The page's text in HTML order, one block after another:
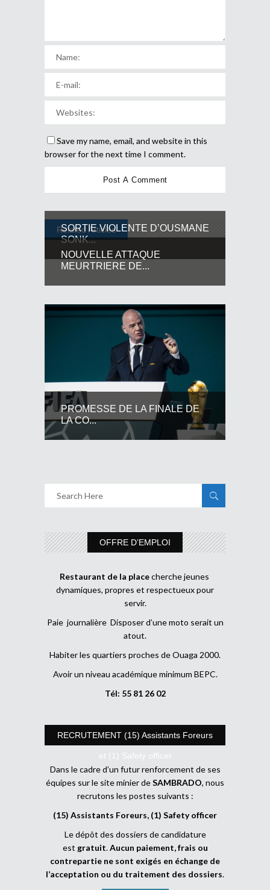
Save my name, email, and website in this
browser for the next time I comment.
Related Articles
SORTIE VIOLENTE D’OUSMANE
SONK...
NOUVELLE ATTAQUE
MEURTRIERE DE...
PROMESSE DE LA FINALE DE
LA CO...
OFFRE D’EMPLOI
Restaurant de la placecherche jeunes
dynamiques, propres et respectueux pour
servir.
Paie journalière Disposer d’une moto serait un
atout.
Habiter les quartiers proches de Ouaga 2000.
Avoir un niveau académique minimum BEPC.
Tél: 55 81 26 02
RECRUTEMENT (15) Assistants Foreurs
et (1) Safety officer
Dans le cadre d’un futur renforcement de ses
équipes sur le site minier deSAMBRADO, nous
recrutons les postes suivants :
(15) Assistants Foreurs, (1) Safety officer
Le dépôt des dossiers de candidature
est gratuit.Aucun paiement, frais ou
contrepartie ne sont exigés en échange de
l’acceptation ou du traitement des dossiers.